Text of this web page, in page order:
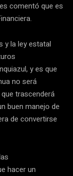
comentó que es
y la ley estatal
y es que
no será
trascenderá
buen manejo de
de convertirse
hacer un